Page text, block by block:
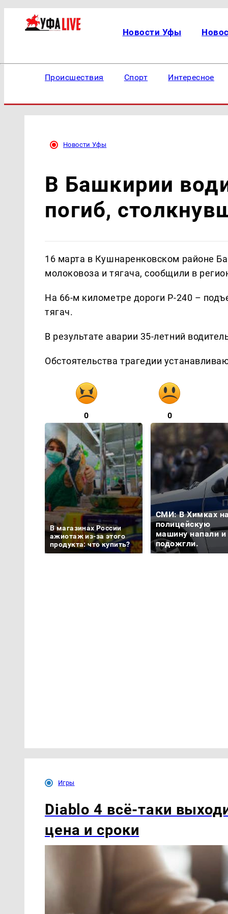
Новости Уфы
Происшествия Спорт Интересное
Новости Уфы
В Башкирии
погиб,
16 марта в Кушнаренковском районе
молоковоза и тягача, сообщили в
На 66-м километре дороги Р-240 –
тягач.
В результате аварии 35-летний
Обстоятельства трагедии
0 0
В магазинах России
ажиотаж из-за этого
продукта: что купить?
СМИ: В Химках
полицейскую
машину напали и
подожгли.
Игры
Diablo 4 всё-таки
цена и сроки